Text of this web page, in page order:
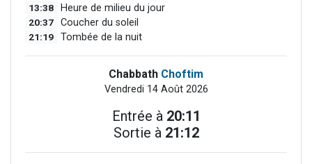
13:38 Heure de milieu du jour
20:37 Coucher du soleil
21:19 Tombée de la nuit
Chabbath Choftim
Vendredi 14 Août 2026
Entrée à 20:11
Sortie à 21:12